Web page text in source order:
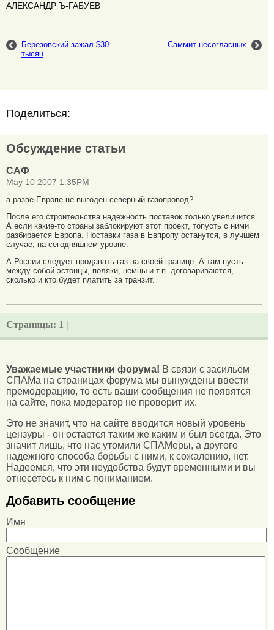
АЛЕКСАНДР Ъ-ГАБУЕВ
Березовский зажал $30
тысяч
Саммит несогласных
Поделиться:
Обсуждение статьи
САФ
May 10 2007 1:35PM
а разве Европе не выгоден северный газопровод?
После его строительства надежность поставок только увеличится.
А если какие-то страны заблокируют этот проект, топусть с ними
разбирается Европа. Поставки газа в Евпропу останутся, в лучшем
случае, на сегодняшнем уровне.
А России следует продавать газ на своей границе. А там пусть
между собой эстонцы, поляки, немцы и т.п. договариваются,
сколько и кто будет платить за транзит.
Страницы: 1 |
Уважаемые участники форума! В связи с засильем
СПАМа на страницах форума мы вынуждены ввести
премодерацию, то есть ваши сообщения не появятся
на сайте, пока модератор не проверит их.
Это не значит, что на сайте вводится новый уровень
цензуры - он остается таким же каким и был всегда. Это
значит лишь, что нас утомили СПАМеры, а другого
надежного способа борьбы с ними, к сожалению, нет.
Надеемся, что эти неудобства будут временными и вы
отнесетесь к ним с пониманием.
Добавить сообщение
Имя
Сообщение